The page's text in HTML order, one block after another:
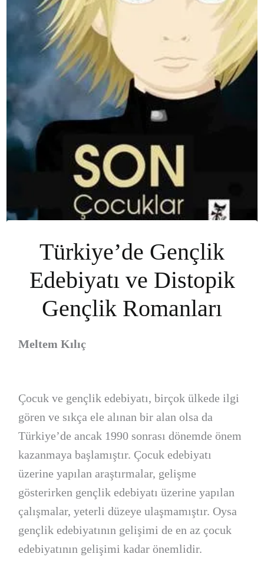
Türkiye’de Gençlik
Edebiyatı ve Distopik
Gençlik Romanları
Meltem Kılıç
Çocuk ve gençlik edebiyatı, birçok ülkede ilgi
gören ve sıkça ele alınan bir alan olsa da
Türkiye’de ancak 1990 sonrası dönemde önem
kazanmaya başlamıştır. Çocuk edebiyatı
üzerine yapılan araştırmalar, gelişme
gösterirken gençlik edebiyatı üzerine yapılan
çalışmalar, yeterli düzeye ulaşmamıştır. Oysa
gençlik edebiyatının gelişimi de en az çocuk
edebiyatının gelişimi kadar önemlidir.